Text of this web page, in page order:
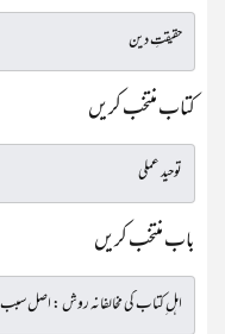
کتاب منتخب کریں
باب منتخب کریں